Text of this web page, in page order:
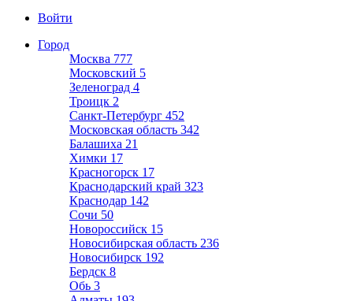
Войти
Город
Москва 777
Московский 5
Зеленоград 4
Троицк 2
Санкт-Петербург 452
Московская область 342
Балашиха 21
Химки 17
Красногорск 17
Краснодарский край 323
Краснодар 142
Сочи 50
Новороссийск 15
Новосибирская область 236
Новосибирск 192
Бердск 8
Обь 3